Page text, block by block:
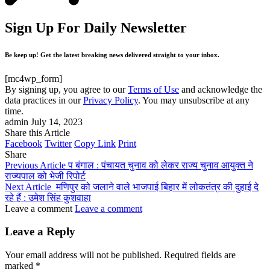
Sign Up For Daily Newsletter
Be keep up! Get the latest breaking news delivered straight to your inbox.
[mc4wp_form]
By signing up, you agree to ourTerms of Use and acknowledge the
data practices in ourPrivacy Policy. You may unsubscribe at any
time.
admin July 14, 2023
Share this Article
Facebook Twitter Copy Link Print
Share
Previous Article प बंगाल : पंचायत चुनाव को लेकर राज्य चुनाव आयुक्त ने
राज्यपाल को भेजी रिपोर्ट
Next Article मणिपुर को जलाने वाले भाजपाई बिहार में लोकतंत्र की दुहाई दे
रहे हैं : उमेश सिंह कुशवाहा
Leave a comment Leave a comment
Leave a Reply
Your email address will not be published. Required fields are
marked *